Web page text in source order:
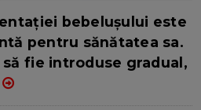
bebelușului este
pentru sănătatea sa.
fie introduse gradual,